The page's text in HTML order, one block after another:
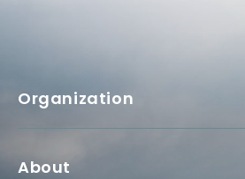
Organization
About